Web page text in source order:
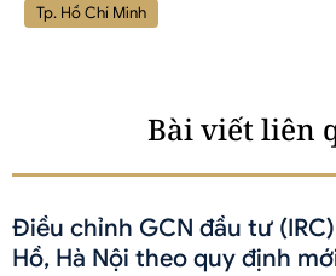
Tp. Hồ Chí Minh
Bài viết liên
Điều chỉnh GCN đầu tư
Hồ, Hà Nội theo quy định